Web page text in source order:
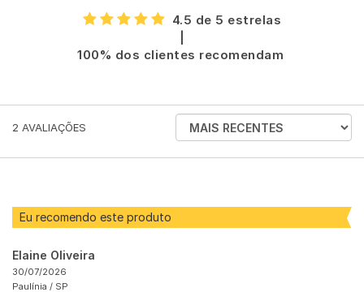
4.5 de 5 estrelas
100% dos clientes recomendam
2 AVALIAÇÕES
ORDENAR
AVALIAÇÕES
Eu recomendo este produto
Elaine Oliveira
30/07/2026
Paulínia / SP